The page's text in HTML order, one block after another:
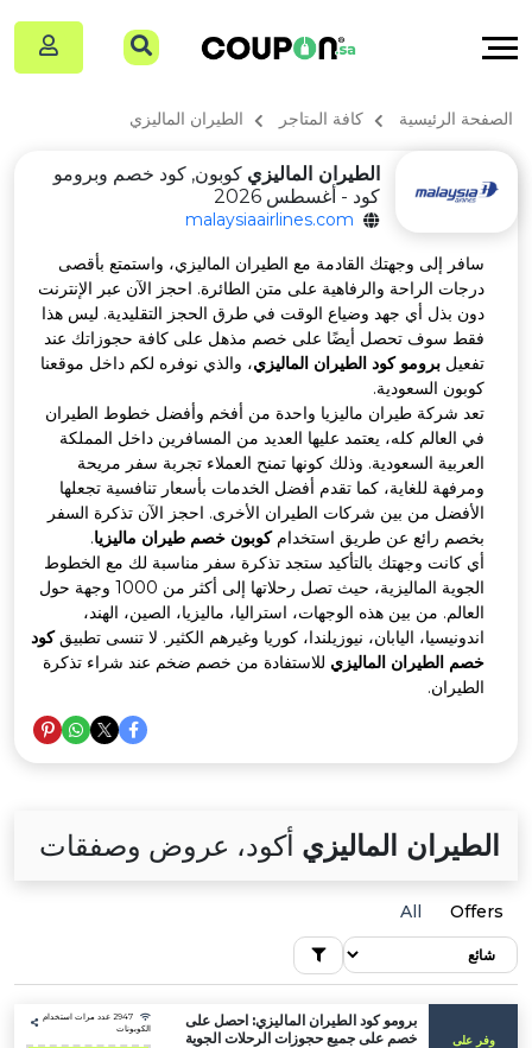
الرئيسية كافة المتاجر الطيران الماليزي
الطيران الماليزيكوبون, كود خصم وبرومو
كود - أغسطس 2026
malaysiaairlines.com
إلى وجهتك القادمة مع الطيران الماليزي، واستمتع بأقصى
الراحة والرفاهية على متن الطائرة. احجز الآن عبر الإنترنت
بذل أي جهد وضياع الوقت في طرق الحجز التقليدية. ليس هذا
سوف تحصل أيضًا على خصم مذهل على كافة حجوزاتك عند
برومو كود الطيران الماليزي ، والذي نوفره لكم داخل موقعنا
السعودية.
شركة طيران ماليزيا واحدة من أفخم وأفضل خطوط الطيران
العالم كله، يعتمد عليها العديد من المسافرين داخل المملكة
السعودية. وذلك كونها تمنح العملاء تجربة سفر مريحة
للغاية، كما تقدم أفضل الخدمات بأسعار تنافسية تجعلها
من بين شركات الطيران الأخرى. احجز الآن تذكرة السفر
رائع عن طريق استخدام كوبون خصم طيران ماليزيا.
كانت وجهتك بالتأكيد ستجد تذكرة سفر مناسبة لك مع الخطوط
الجوية الماليزية، حيث تصل رحلاتها إلى أكثر من 1000 وجهة حول
من بين هذه الوجهات، استراليا، ماليزيا، الصين، الهند،
اليابان، نيوزيلندا، كوريا وغيرهم الكثير. لا تنسى تطبيقكود
الطيران الماليزي للاستفادة من خصم ضخم عند شراء تذكرة
الماليزيأكود، عروض وصفقات
All
برومو كود الطيران الماليزي: احصل على
خصم على جميع حجوزات الرحلات الجوية
2947 عدد مرات استخدام
الكوبونات